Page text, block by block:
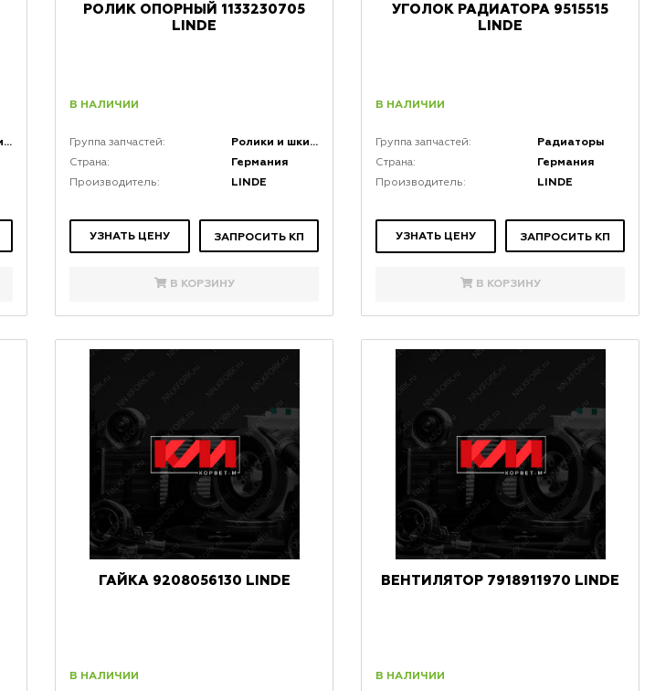
Ролики и шкивы
РОЛИК ОПОРНЫЙ 1133230705
LINDE
В НАЛИЧИИ
Группа запчастей: Ролики и шкивы
Страна: Германия
Производитель: LINDE
УЗНАТЬ ЦЕНУ ЗАПРОСИТЬ КП
В КОРЗИНУ
УГОЛОК РАДИАТОРА 9515515
LINDE
В НАЛИЧИИ
Группа запчастей: Радиаторы
Страна: Германия
Производитель: LINDE
УЗНАТЬ ЦЕНУ ЗАПРОСИТЬ КП
В КОРЗИНУ
ГАЙКА 9208056130 LINDE
В НАЛИЧИИ
ВЕНТИЛЯТОР 7918911970 LINDE
В НАЛИЧИИ